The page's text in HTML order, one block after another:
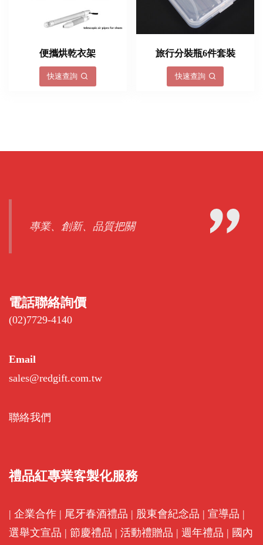
便攜烘乾衣架
快速查詢
旅行分裝瓶6件套裝
快速查詢
專業、創新、品質把關
電話聯絡詢價
(02)7729-4140
Email
sales@redgift.com.tw
聯絡我們
禮品紅專業客製化服務
| 企業合作 | 尾牙春酒禮品 | 股東會紀念品 | 宣導品 |
選舉文宣品 | 節慶禮品 | 活動禮贈品 | 週年禮品 | 國內